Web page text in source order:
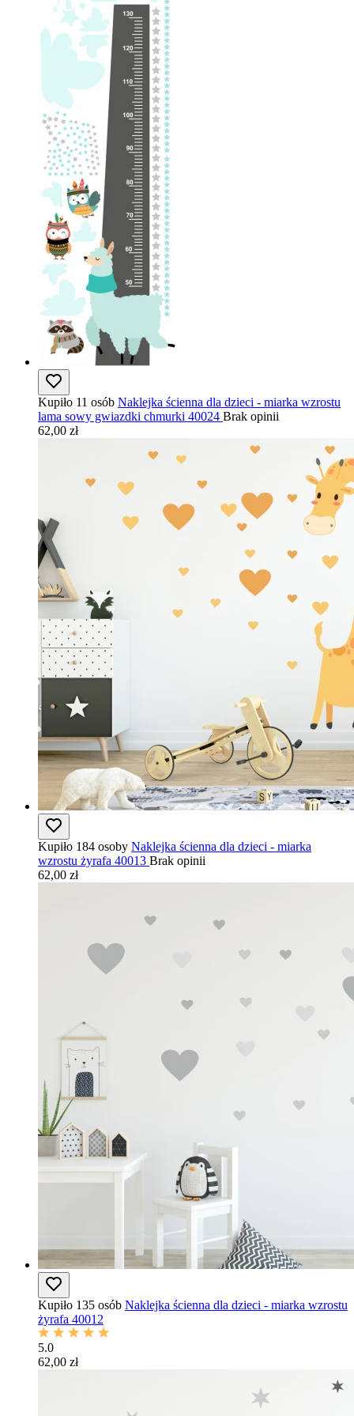
Kupiło 11 osób Naklejka ścienna dla dzieci - miarka wzrostu
lama sowy gwiazdki chmurki 40024 Brak opinii
62,00 zł
Kupiło 184 osoby Naklejka ścienna dla dzieci - miarka
wzrostu żyrafa 40013 Brak opinii
62,00 zł
Kupiło 135 osób Naklejka ścienna dla dzieci - miarka wzrostu
żyrafa 40012
5.0
62,00 zł